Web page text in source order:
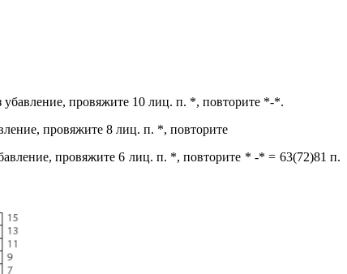
убавление, провяжите 10 лиц. п. *, повторите *-*.
провяжите 8 лиц. п. *, повторите
провяжите 6 лиц. п. *, повторите * -* = 63(72)81 п.